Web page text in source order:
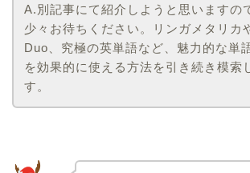
A.別記事にて紹介しようと思いますの
少々お待ちください。リンガメタリカ
Duo、究極の英単語など、魅力的な単
を効果的に使える方法を引き続き模索
す。